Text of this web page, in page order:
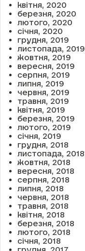
квітня, 2020
березня, 2020
лютого, 2020
січня, 2020
грудня, 2019
листопада, 2019
жовтня, 2019
вересня, 2019
серпня, 2019
липня, 2019
червня, 2019
травня, 2019
квітня, 2019
березня, 2019
лютого, 2019
січня, 2019
грудня, 2018
листопада, 2018
жовтня, 2018
вересня, 2018
серпня, 2018
липня, 2018
червня, 2018
травня, 2018
квітня, 2018
березня, 2018
лютого, 2018
січня, 2018